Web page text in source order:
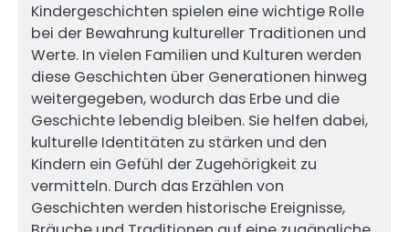
Kindergeschichten spielen eine wichtige Rolle
bei der Bewahrung kultureller Traditionen und
Werte. In vielen Familien und Kulturen werden
diese Geschichten über Generationen hinweg
weitergegeben, wodurch das Erbe und die
Geschichte lebendig bleiben. Sie helfen dabei,
kulturelle Identitäten zu stärken und den
Kindern ein Gefühl der Zugehörigkeit zu
vermitteln. Durch das Erzählen von
Geschichten werden historische Ereignisse,